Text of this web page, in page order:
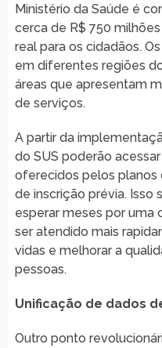
Ministério da Saúde é
cerca de R$ 750
real para os cidadãos.
em diferentes regiões
áreas que apresentam
de serviços.
A partir da
do SUS poderão
oferecidos pelos planos
de inscrição prévia. Isso
esperar meses por uma
ser atendido mais
vidas e melhorar a
pessoas.
Unificação de dados
Outro ponto